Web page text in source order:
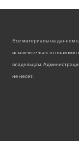
Все материалы на данном
исключительно в
владельцам.
не несет.